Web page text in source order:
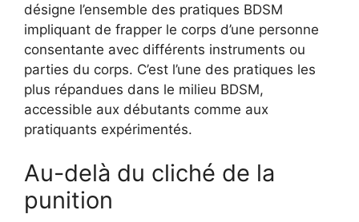
désigne l’ensemble des pratiques BDSM
impliquant de frapper le corps d’une personne
consentante avec différents instruments ou
parties du corps. C’est l’une des pratiques les
plus répandues dans le milieu BDSM,
accessible aux débutants comme aux
pratiquants expérimentés.
Au-delà du cliché de la
punition